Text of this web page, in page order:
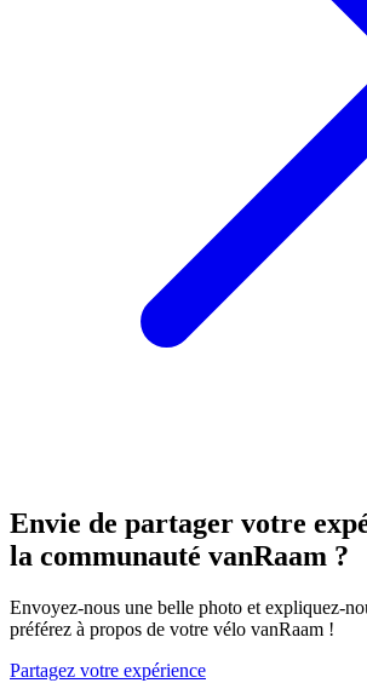
Envie de partager votre
la communauté vanRaam ?
Envoyez-nous une belle photo et expliquez-
préférez à propos de votre vélo vanRaam !
Partagez votre expérience